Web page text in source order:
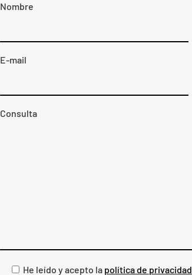
Nombre
E-mail
Consulta
He leído y acepto la política de privacidad